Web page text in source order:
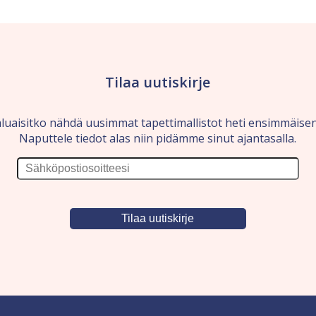
Tilaa uutiskirje
nähdä uusimmat tapettimallistot heti
Naputtele tiedot alas niin pidämme sinut ajantasalla.